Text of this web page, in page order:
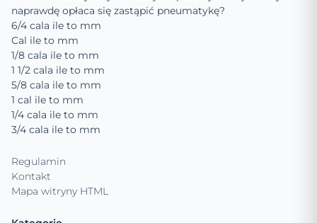
naprawdę opłaca się zastąpić pneumatykę?
6/4 cala ile to mm
Cal ile to mm
1/8 cala ile to mm
1 1/2 cala ile to mm
5/8 cala ile to mm
1 cal ile to mm
1/4 cala ile to mm
3/4 cala ile to mm
Regulamin
Kontakt
Mapa witryny HTML